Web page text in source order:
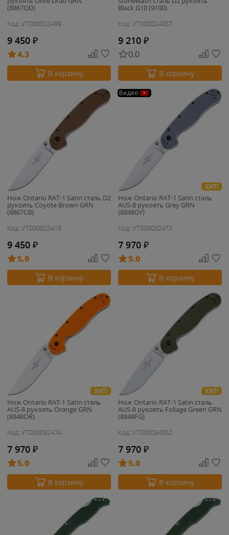
(8867OD)
Код: УТ000022499
9 450 ₽
4.3
В корзину
Black G10 (9100)
Код: УТ000024087
9 210 ₽
0.0
В корзину
Нож Ontario RAT-1 Satin сталь D2
рукоять Coyote Brown GRN
(8867CB)
Код: УТ000025418
9 450 ₽
5.0
В корзину
Видео
ХИТ!
Нож Ontario RAT-1 Satin сталь
AUS-8 рукоять Grey GRN
(8848GY)
Код: УТ000032473
7 970 ₽
5.0
В корзину
ХИТ!
Нож Ontario RAT-1 Satin сталь
AUS-8 рукоять Orange GRN
(8848OR)
Код: УТ000032474
7 970 ₽
5.0
В корзину
ХИТ!
Нож Ontario RAT-1 Satin сталь
AUS-8 рукоять Foliage Green GRN
(8848FG)
Код: УТ000034852
7 970 ₽
5.0
В корзину